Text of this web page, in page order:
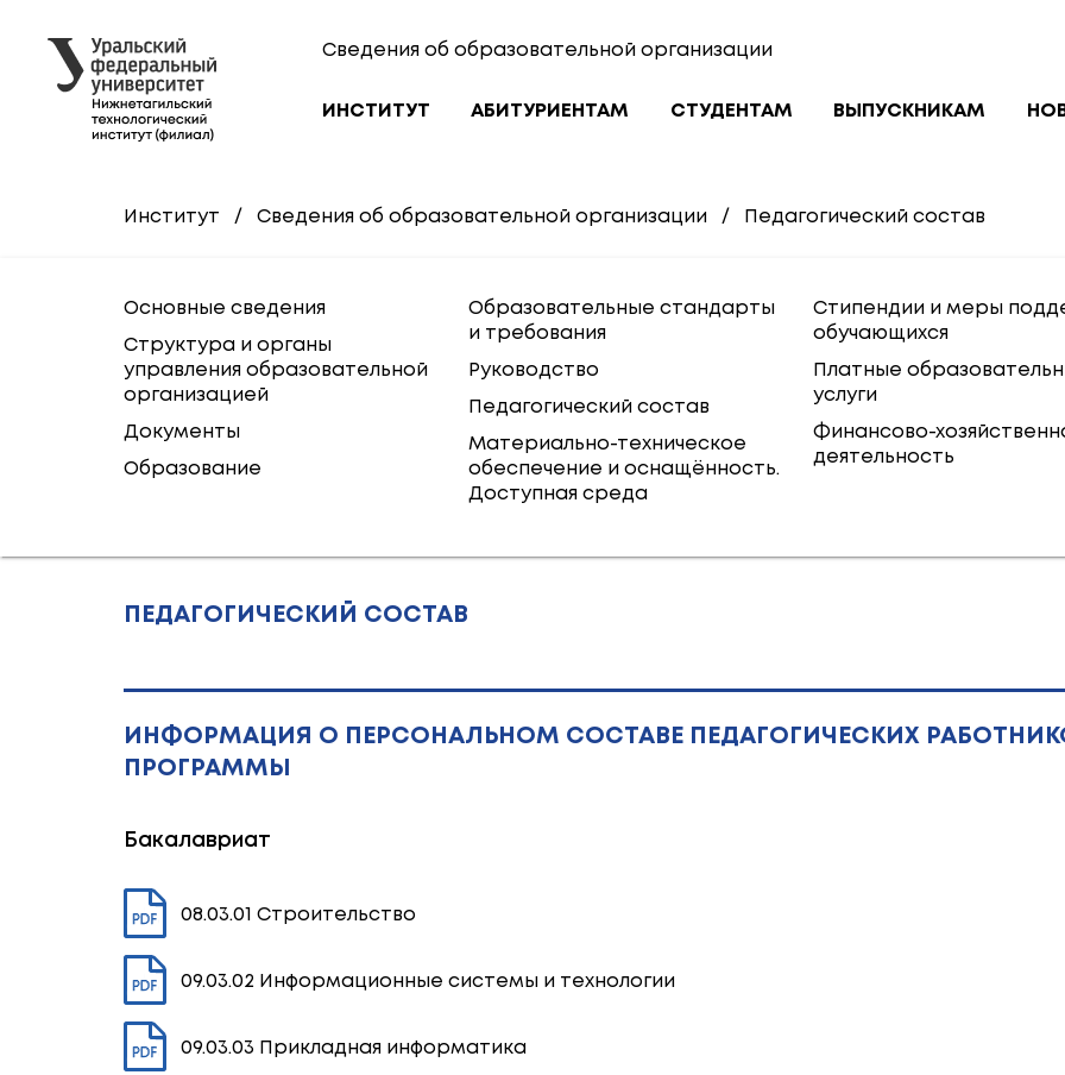
Сведения об образовательной организации
ИНСТИТУТ АБИТУРИЕНТАМ СТУДЕНТАМ ВЫПУСКНИКАМ
Институт / Сведения об образовательной организации / Педагогический состав
Основные сведения
Структура и органы
управления образовательной
организацией
Документы
Образование
Образовательные стандарты
и требования
Руководство
Педагогический состав
Материально-техническое
обеспечение и оснащённость.
Доступная среда
Стипендии и меры
обучающихся
Платные
услуги
Финансово-
деятельность
ПЕДАГОГИЧЕСКИЙ СОСТАВ
ИНФОРМАЦИЯ О ПЕРСОНАЛЬНОМ СОСТАВЕ ПЕДАГОГИЧЕСКИХ
ПРОГРАММЫ
Бакалавриат
08.03.01 Строительство
09.03.02 Информационные системы и технологии
09.03.03 Прикладная информатика